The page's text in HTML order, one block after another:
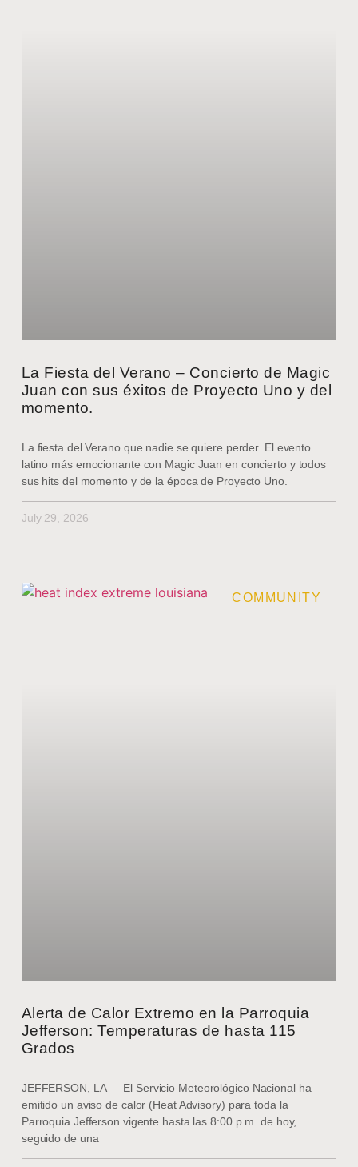
La Fiesta del Verano – Concierto de Magic
Juan con sus éxitos de Proyecto Uno y del
momento.
La fiesta del Verano que nadie se quiere perder. El evento
latino más emocionante con Magic Juan en concierto y todos
sus hits del momento y de la época de Proyecto Uno.
July 29, 2026
COMMUNITY
Alerta de Calor Extremo en la Parroquia
Jefferson: Temperaturas de hasta 115
Grados
JEFFERSON, LA — El Servicio Meteorológico Nacional ha
emitido un aviso de calor (Heat Advisory) para toda la
Parroquia Jefferson vigente hasta las 8:00 p.m. de hoy,
seguido de una